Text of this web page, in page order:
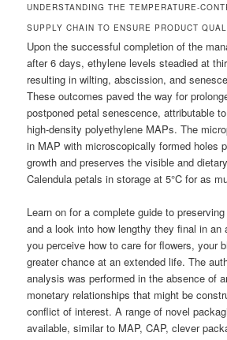
UNDERSTANDING THE TEMPERATURE-
SUPPLY CHAIN TO ENSURE PRODUCT
Upon the successful completion of the
after 6 days, ethylene levels steadied at
resulting in wilting, abscission, and
These outcomes paved the way for
postponed petal senescence, attributable
high-density polyethylene MAPs. The
in MAP with microscopically formed holes
growth and preserves the visible and
Calendula petals in storage at 5°C for as
Learn on for a complete guide to
and a look into how lengthy they final in
you perceive how to care for flowers, your
greater chance at an extended life. The
analysis was performed in the absence of
monetary relationships that might be
conflict of interest. A range of novel
available, similar to MAP, CAP, clever